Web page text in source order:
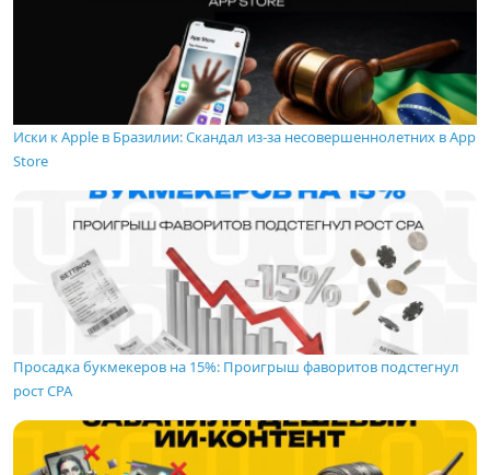
Иски к Apple в Бразилии: Скандал из-за несовершеннолетних в App
Store
Просадка букмекеров на 15%: Проигрыш фаворитов подстегнул
рост CPA